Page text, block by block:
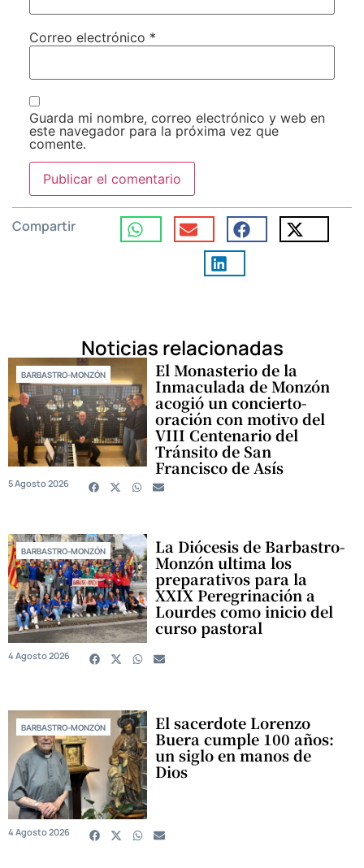
Correo electrónico *
Guarda mi nombre, correo electrónico y web en
este navegador para la próxima vez que
comente.
Compartir
Noticias relacionadas
BARBASTRO-MONZÓN El Monasterio de la
Inmaculada de Monzón
acogió un concierto-
oración con motivo del
VIII Centenario del
Tránsito de San
Francisco de Asís
5 Agosto 2026
BARBASTRO-MONZÓN La Diócesis de Barbastro-
Monzón ultima los
preparativos para la
XXIX Peregrinación a
Lourdes como inicio del
curso pastoral
4 Agosto 2026
BARBASTRO-MONZÓN El sacerdote Lorenzo
Buera cumple 100 años:
un siglo en manos de
Dios
4 Agosto 2026